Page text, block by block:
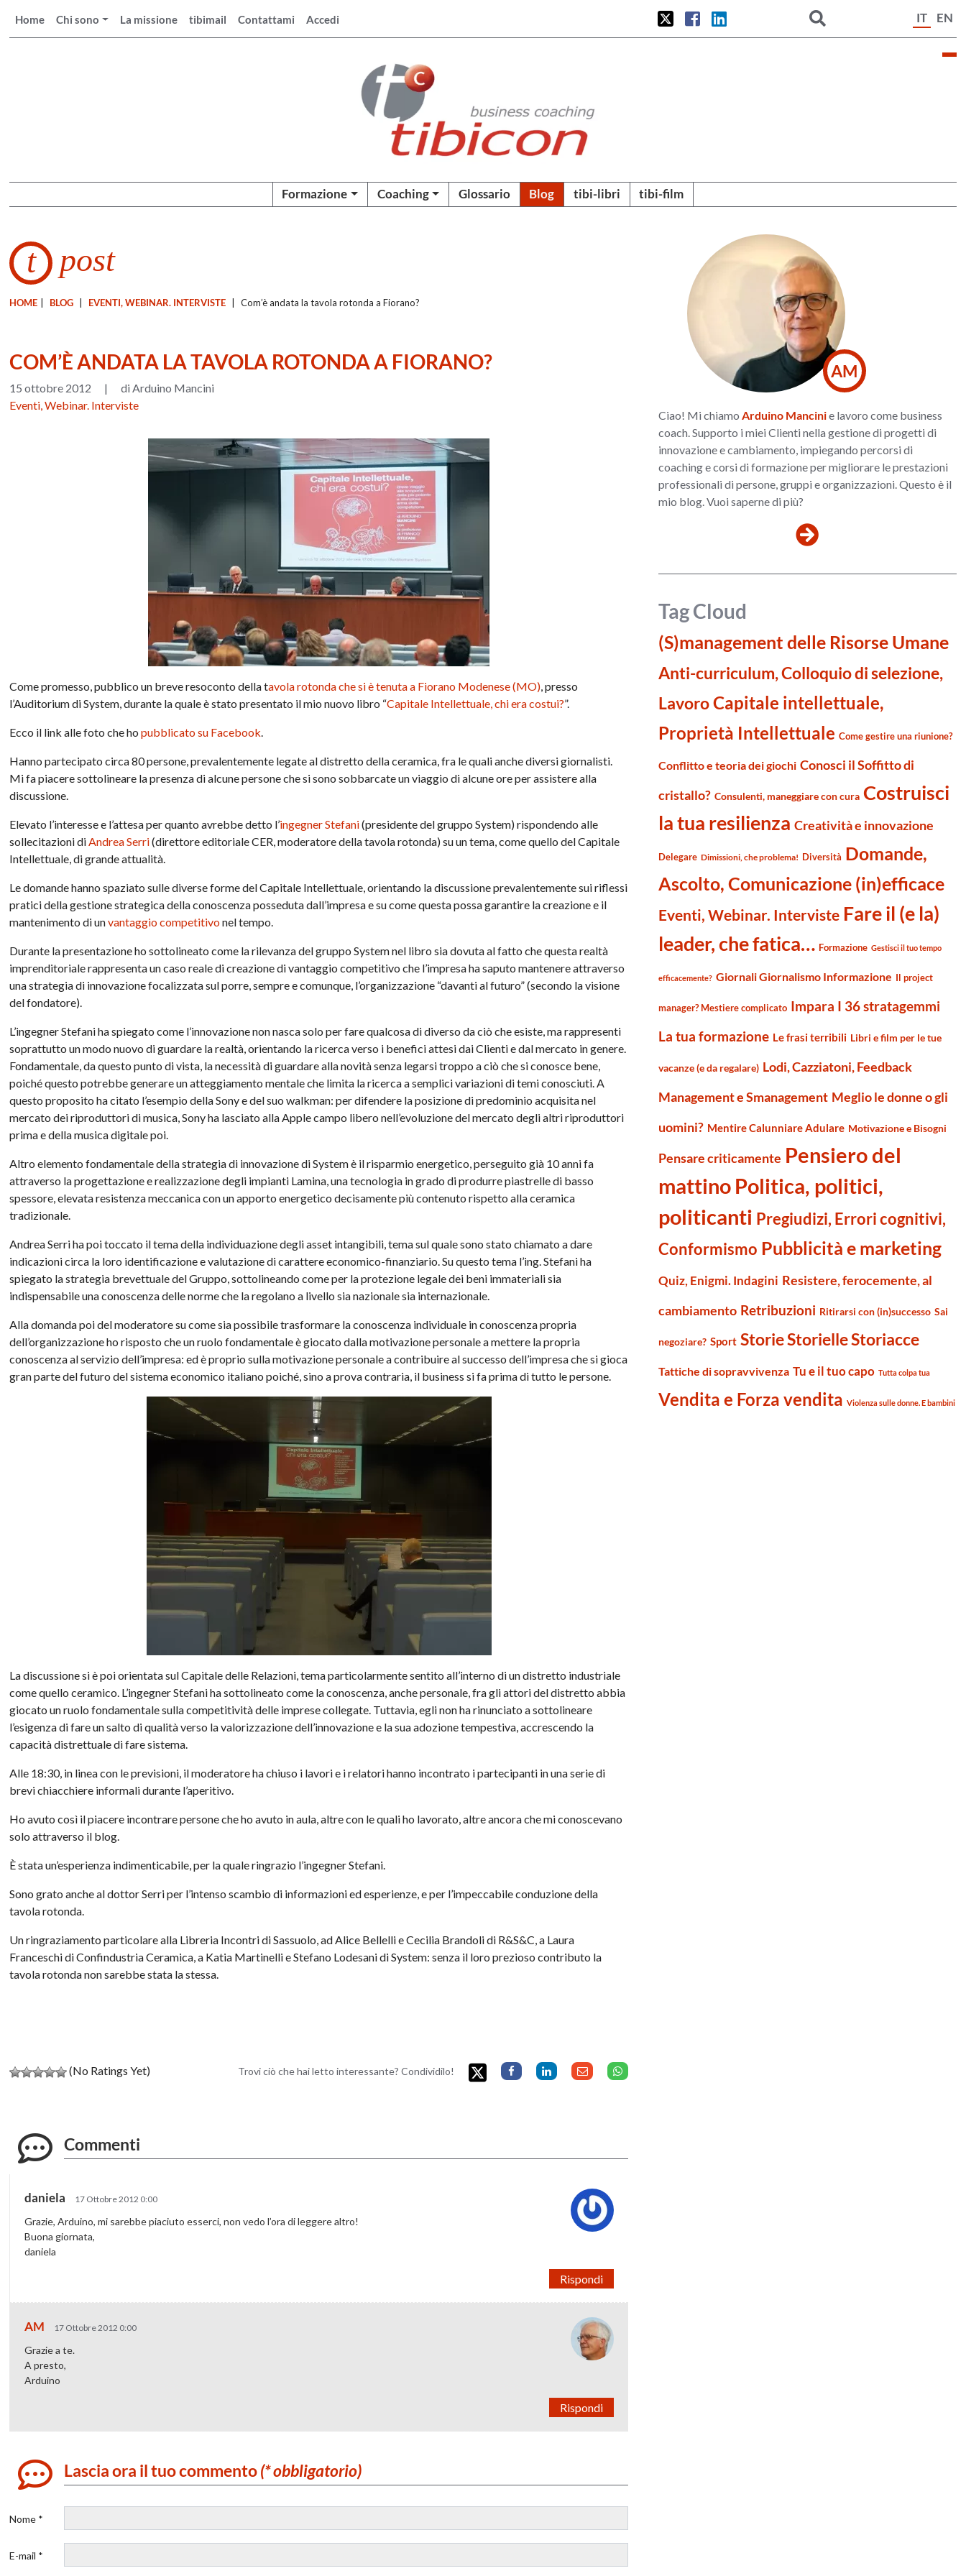
Home Chi sono La missione tibimail Contattami Accedi IT EN
Formazione Coaching Glossario Blog tibi-libri tibi-film
t post
HOME BLOG EVENTI, WEBINAR. INTERVISTE Com’è andata la tavola rotonda a Fiorano?
COM’È ANDATA LA TAVOLA ROTONDA A FIORANO?
15 ottobre 2012 |
di Arduino Mancini
Eventi, Webinar. Interviste
Come promesso, pubblico un breve resoconto della tavola rotonda che si è tenuta a Fiorano Modenese (MO), presso
l’Auditorium di System, durante la quale è stato presentato il mio nuovo libro “Capitale Intellettuale, chi era costui?”.
Ecco il link alle foto che hopubblicato su Facebook.
Hanno partecipato circa 80 persone, prevalentemente legate al distretto della ceramica, fra le quali anche diversi giornalisti.
Mi fa piacere sottolineare la presenza di alcune persone che si sono sobbarcate un viaggio di alcune ore per assistere alla
discussione.
Elevato l’interesse e l’attesa per quanto avrebbe detto l’ingegner Stefani(presidente del gruppo System) rispondendo alle
sollecitazioni diAndrea Serri(direttore editoriale CER, moderatore della tavola rotonda) su un tema, come quello del Capitale
Intellettuale, di grande attualità.
Le domande hanno spaziato sulle diverse forme del Capitale Intellettuale, orientando la discussione prevalentemente sui riflessi
pratici della gestione strategica della conoscenza posseduta dall’impresa e su come questa possa garantire la creazione e il
mantenimento di unvantaggio competitivonel tempo.
Durante la presentazione ho sottolineato come la rilevanza del gruppo System nel libro sia dovuta al fatto che questa realtà
imprenditoriale rappresenta un caso reale di creazione di vantaggio competitivo che l’impresa ha saputo mantenere attraverso
una strategia di innovazione focalizzata sul porre, sempre e comunque, l’organizzazione “davanti al futuro” (secondo la visione
del fondatore).
L’ingegner Stefani ha spiegato come l’innovazione non nasca solo per fare qualcosa di diverso da ciò che esiste, ma rappresenti
soprattutto un modo nuovo di guardare la realtà, orientando la ricerca verso i benefici attesi dai Clienti e dal mercato in genere.
Fondamentale, da questo punto di vista, la necessità di guardare alla novità senza legarsi troppo a ciò che si conosce bene,
poiché questo potrebbe generare un atteggiamento mentale che limita la ricerca a semplici variazioni di temi conosciuti. A
questo proposito ha citato l’esempio della Sony e del suo walkman: per difendere la posizione di predominio acquisita nel
mercato dei riproduttori di musica, Sony ha lasciato alla Apple campo libero nell’evoluzione del mercato degli altri riproduttori
prima e della musica digitale poi.
Altro elemento fondamentale della strategia di innovazione di System è il risparmio energetico, perseguito già 10 anni fa
attraverso la progettazione e realizzazione degli impianti Lamina, una tecnologia in grado di produrre piastrelle di basso
spessore, elevata resistenza meccanica con un apporto energetico decisamente più contenuto rispetto alla ceramica
tradizionale.
Andrea Serri ha poi toccato il tema della individuazione degli asset intangibili, tema sul quale sono stato chiamato a dare
indicazioni circa la loro identificazione e valutazione di carattere economico-finanziario. Su questo tema l’ing. Stefani ha
spiegato la strategia brevettuale del Gruppo, sottolineando come per la protezione legale dei beni immateriali sia
indispensabile una conoscenza delle norme che la regolano a livello sia nazionale sia internazionale.
Alla domanda poi del moderatore su come sia possibile trasformare la conoscenza individuale in conoscenza propria
dell’organizzazione ho risposto che un ruolo fondamentale è giocato dalla motivazione personale a mettere la propria
conoscenza al servizio dell’impresa: ed è proprio sulla motivazione personale a contribuire al successo dell’impresa che si gioca
gran parte del futuro del sistema economico italiano poiché, sino a prova contraria, il business si fa prima di tutto le persone.
La discussione si è poi orientata sul Capitale delle Relazioni, tema particolarmente sentito all’interno di un distretto industriale
come quello ceramico. L’ingegner Stefani ha sottolineato come la conoscenza, anche personale, fra gli attori del distretto abbia
giocato un ruolo fondamentale sulla competitività delle imprese collegate. Tuttavia, egli non ha rinunciato a sottolineare
l’esigenza di fare un salto di qualità verso la valorizzazione dell’innovazione e la sua adozione tempestiva, accrescendo la
capacità distrettuale di fare sistema.
Alle 18:30, in linea con le previsioni, il moderatore ha chiuso i lavori e i relatori hanno incontrato i partecipanti in una serie di
brevi chiacchiere informali durante l’aperitivo.
Ho avuto così il piacere incontrare persone che ho avuto in aula, altre con le quali ho lavorato, altre ancora che mi conoscevano
solo attraverso il blog.
È stata un’esperienza indimenticabile, per la quale ringrazio l’ingegner Stefani.
Sono grato anche al dottor Serri per l’intenso scambio di informazioni ed esperienze, e per l’impeccabile conduzione della
tavola rotonda.
Un ringraziamento particolare alla Libreria Incontri di Sassuolo, ad Alice Bellelli e Cecilia Brandoli di R&S&C, a Laura
Franceschi di Confindustria Ceramica, a Katia Martinelli e Stefano Lodesani di System: senza il loro prezioso contributo la
tavola rotonda non sarebbe stata la stessa.
(No Ratings Yet) Trovi ciò che hai letto interessante? Condividilo!
Commenti
daniela 17 Ottobre 2012 0:00
Grazie, Arduino, mi sarebbe piaciuto esserci, non vedo l’ora di leggere altro!
Buona giornata,
daniela
Rispondi
AM 17 Ottobre 2012 0:00
Grazie a te.
A presto,
Arduino
Rispondi
Lascia ora il tuo commento(* obbligatorio)
Nome *
E-mail *
AM
Ciao! Mi chiamo Arduino Mancinie lavoro come business
coach. Supporto i miei Clienti nella gestione di progetti di
innovazione e cambiamento, impiegando percorsi di
coaching e corsi di formazione per migliorare le prestazioni
professionali di persone, gruppi e organizzazioni. Questo è il
mio blog. Vuoi saperne di più?
Tag Cloud
(S)management delle Risorse Umane
Anti-curriculum, Colloquio di selezione,
LavoroCapitale intellettuale,
Proprietà Intellettuale Come gestire una riunione?
Conflitto e teoria dei giochi Conosci il Soffitto di
cristallo? Consulenti, maneggiare con cura Costruisci
la tua resilienza Creatività e innovazione
Delegare Dimissioni, che problema! Diversità Domande,
Ascolto, Comunicazione (in)efficace
Eventi, Webinar. Interviste Fare il (e la)
leader, che fatica… Formazione Gestisci il tuo tempo
efficacemente? Giornali Giornalismo Informazione Il project
manager? Mestiere complicato Impara I 36 stratagemmi
La tua formazione Le frasi terribili Libri e film per le tue
vacanze (e da regalare) Lodi, Cazziatoni, Feedback
Management e Smanagement Meglio le donne o gli
uomini? Mentire Calunniare Adulare Motivazione e Bisogni
Pensare criticamente Pensiero del
mattino Politica, politici,
politicanti Pregiudizi, Errori cognitivi,
Conformismo Pubblicità e marketing
Quiz, Enigmi. Indagini Resistere, ferocemente, al
cambiamento Retribuzioni Ritirarsi con (in)successo Sai
negoziare? Sport Storie Storielle Storiacce
Tattiche di sopravvivenza Tu e il tuo capo Tutta colpa tua
Vendita e Forza vendita Violenza sulle donne. E bambini